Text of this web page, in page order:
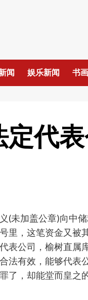
闻 娱乐新闻 书
代
(未加盖公章)向中
里，这笔资金又
表公司，榆树直
法有效，能够代
了，却能堂而皇之